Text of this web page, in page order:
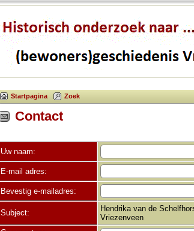
Startpagina Zoek
Contact
Uw naam:
E-mail adres:
Bevestig e-mailadres:
Subject:
Hendrika van de
Vriezenveen